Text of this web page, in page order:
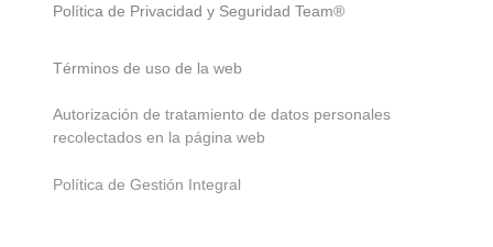
Política de Privacidad y Seguridad Team®
Términos de uso de la web
Autorización de tratamiento de datos personales
recolectados en la página web
Política de Gestión Integral